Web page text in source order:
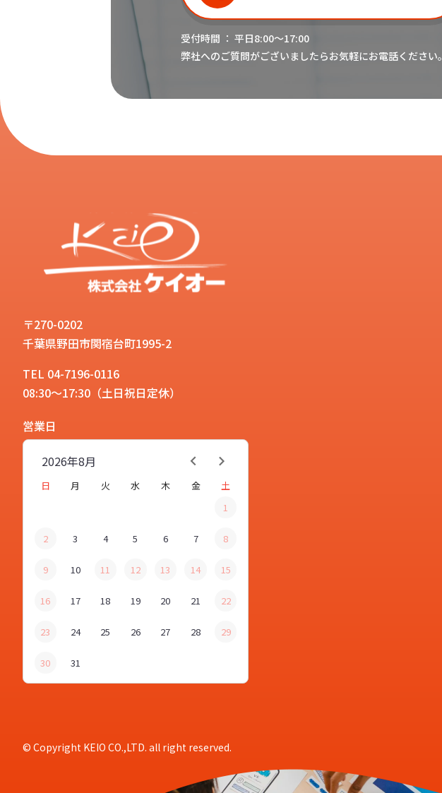
受付時間 ： 平日8:00〜17:00
弊社へのご質問がございましたらお気軽にお電話ください。
〒270-0202
千葉県野田市関宿台町1995-2
TEL 04-7196-0116
08:30～17:30（土日祝日定休）
営業日
8月
2026年
日 月 火 水 木 金
土
1
2 3 4 5 6 7 8
9 10 11 12 13 14 15
16 17 18 19 20 21 22
23 24 25 26 27 28 29
30 31
© Copyright KEIO CO.,LTD. all right reserved.